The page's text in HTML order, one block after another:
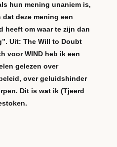
hun mening unaniem is,
deze mening een
heeft om waar te zijn dan
Uit: The Will to Doubt
voor WIND heb ik een
gelezen over
over geluidshinder
Dit is wat ik (Tjeerd